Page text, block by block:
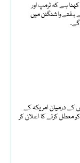
ہے کہ ٹرمپ اور
ہفتے واشنگٹن میں
کے درمیان امریکہ کے
کو معطل کرنے کا اعلان کر